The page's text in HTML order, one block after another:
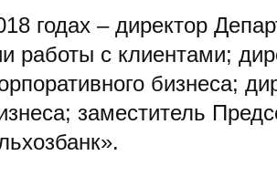
годах – директор
работы с клиентами;
бизнеса;
заместитель